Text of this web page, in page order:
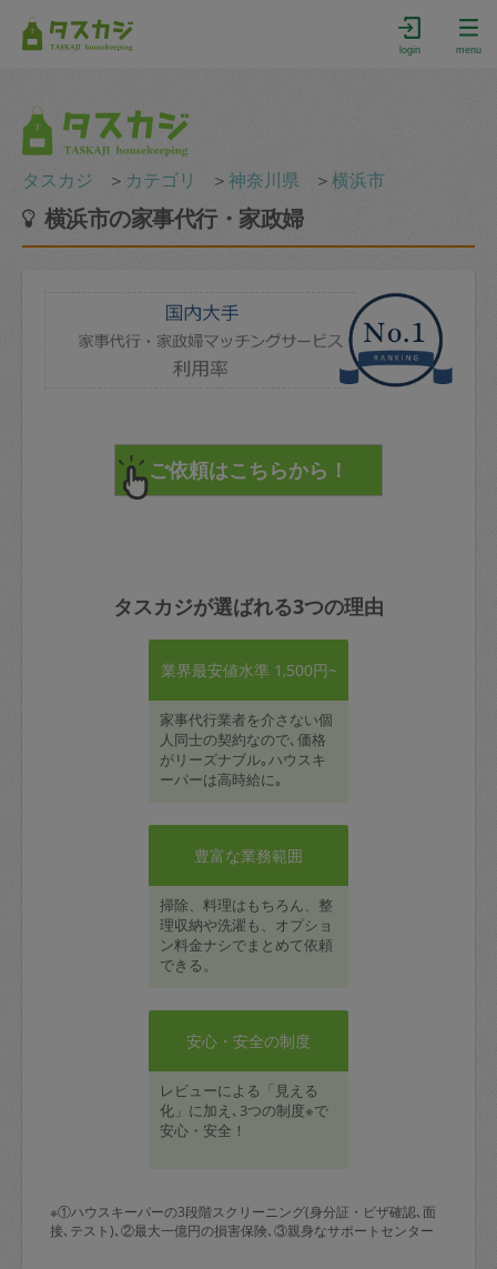
login menu
タスカジ ＞ カテゴリ ＞神奈川県 ＞横浜市
横浜市の家事代行・家政婦
タスカジが選ばれる3つの理由
業界最安値水準 1,500円~
家事代行業者を介さない個
人同士の契約なので､価格
がリーズナブル｡ハウスキ
ーパーは高時給に｡
豊富な業務範囲
掃除、料理はもちろん、整
理収納や洗濯も、オプショ
ン料金ナシでまとめて依頼
できる。
安心・安全の制度
レビューによる「見える
化」に加え､3つの制度※で
安心・安全！
※①ハウスキーパーの3段階スクリーニング(身分証・ビザ確認､面
接､テスト)､②最大一億円の損害保険､③親身なサポートセンター